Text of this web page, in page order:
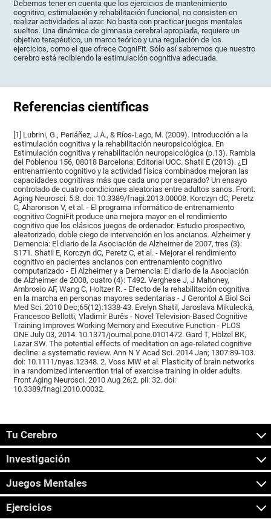
Debemos tener en cuenta que los ejercicios de mantenimiento
cognitivo, estimulación y rehabilitación funcional, no consisten en
realizar actividades al azar. No basta con practicar juegos mentales
sueltos. Una dinámica de gimnasia cerebral apropiada, requiere un
objetivo terapéutico, un marco teórico y una regulación de los
ejercicios, como el que ofrece CogniFit. Sólo así sabremos que nuestro
cerebro está recibiendo la estimulación cognitiva adecuada.
Referencias científicas
[1] Lubrini, G., Periáñez, J.A., & Ríos-Lago, M. (2009). Introducción a la
estimulación cognitiva y la rehabilitación neuropsicológica. En
Estimulación cognitiva y rehabilitación neuropsicológica (p.13). Rambla
del Poblenou 156, 08018 Barcelona: Editorial UOC. Shatil E (2013). ¿El
entrenamiento cognitivo y la actividad física combinados mejoran las
capacidades cognitivas más que cada uno por separado? Un ensayo
controlado de cuatro condiciones aleatorias entre adultos sanos. Front.
Aging Neurosci. 5:8. doi: 10.3389/fnagi.2013.00008. Korczyn dC, Peretz
C, Aharonson V, et al. - El programa informático de entrenamiento
cognitivo CogniFit produce una mejora mayor en el rendimiento
cognitivo que los clásicos juegos de ordenador: Estudio prospectivo,
aleatorizado, doble ciego de intervención en los ancianos. Alzheimer y
Demencia: El diario de la Asociación de Alzheimer de 2007, tres (3):
S171. Shatil E, Korczyn dC, Peretz C, et al. - Mejorar el rendimiento
cognitivo en pacientes ancianos con entrenamiento cognitivo
computarizado - El Alzheimer y a Demencia: El diario de la Asociación
de Alzheimer de 2008, cuatro (4): T492. Verghese J, J Mahoney,
Ambrosio AF, Wang C, Holtzer R. - Efecto de la rehabilitación cognitiva
en la marcha en personas mayores sedentarias - J Gerontol A Biol Sci
Med Sci. 2010 Dec;65(12):1338-43. Evelyn Shatil, Jaroslava Mikulecká,
Francesco Bellotti, Vladimír Burěs - Novel Television-Based Cognitive
Training Improves Working Memory and Executive Function - PLOS
ONE July 03, 2014. 10.1371/journal.pone.0101472. Gard T, Hölzel BK,
Lazar SW. The potential effects of meditation on age-related cognitive
decline: a systematic review. Ann N Y Acad Sci. 2014 Jan; 1307:89-103.
doi: 10.1111/nyas.12348. 2. Voss MW et al. Plasticity of brain networks
in a randomized intervention trial of exercise training in older adults.
Front Aging Neurosci. 2010 Aug 26;2. pii: 32. doi:
10.3389/fnagi.2010.00032.
Tu Cerebro
Investigación
Juegos Mentales
Ejercicios